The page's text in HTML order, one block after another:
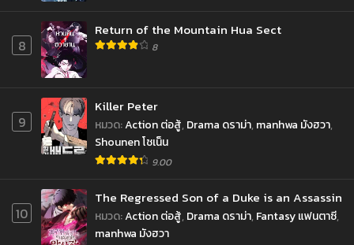
8
Return of the Mountain Hua Sect
8
9
Killer Peter
หมวด:Action ต่อสู้, Drama ดราม่า, manhwa มังฮวา,
Shounen โชเน็น
9.00
10
The Regressed Son of a Duke is an Assassin
หมวด:Action ต่อสู้, Drama ดราม่า, Fantasy แฟนตาซี,
manhwa มังฮวา